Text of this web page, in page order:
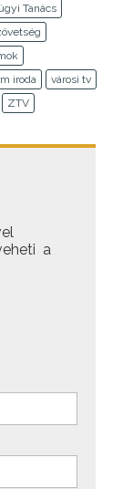
Tanács
iroda
városi tv
ZTV
a